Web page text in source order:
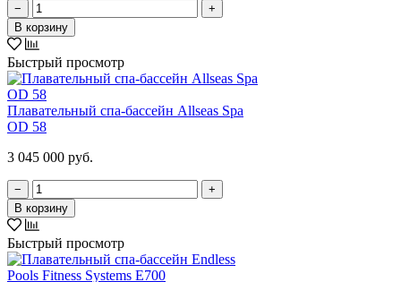
−
+
В корзину
Быстрый просмотр
Плавательный спа-бассейн Allseas Spa
OD 58
3 045 000 руб.
−
+
В корзину
Быстрый просмотр